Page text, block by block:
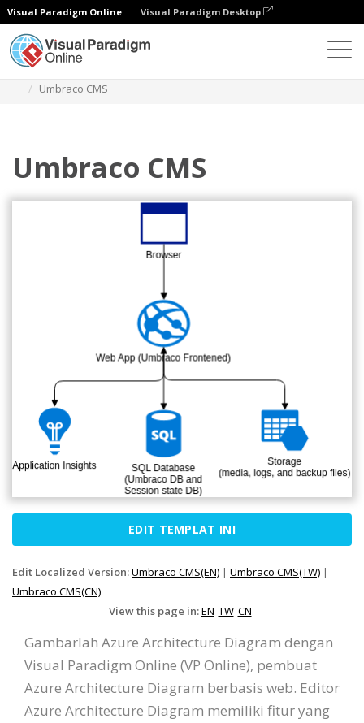
Visual Paradigm Online Visual Paradigm Desktop
Umbraco CMS
Umbraco CMS
EDIT TEMPLAT INI
Edit Localized Version:Umbraco CMS(EN) | Umbraco CMS(TW) |
Umbraco CMS(CN)
View this page in:EN TW CN
Gambarlah Azure Architecture Diagram dengan
Visual Paradigm Online (VP Online), pembuat
Azure Architecture Diagram berbasis web. Editor
Azure Architecture Diagram memiliki fitur yang